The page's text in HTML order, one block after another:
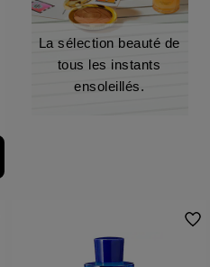
La sélection beauté de
tous les instants
ensoleillés.